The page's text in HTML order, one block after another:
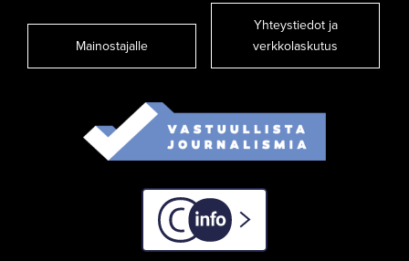
Mainostajalle
Yhteystiedot ja
verkkolaskutus
C-info